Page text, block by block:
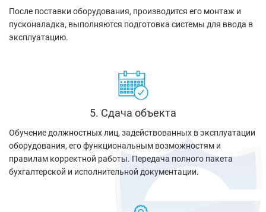
После поставки оборудования, производится его монтаж и
пусконаладка, выполняются подготовка системы для ввода в
эксплуатацию.
5. Сдача объекта
Обучение должностных лиц, задействованных в эксплуатации
оборудования, его функциональным возможностям и
правилам корректной работы. Передача полного пакета
бухгалтерской и исполнительной документации.